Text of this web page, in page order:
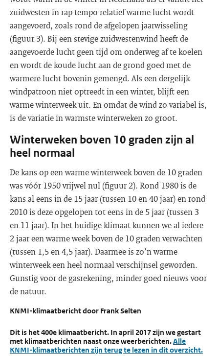
zuidwesten in rap tempo relatief warme lucht wordt
aangevoerd, zoals rond de afgelopen jaarwisseling
(figuur 3). Bij een stevige zuidwestenwind heeft de
aangevoerde lucht geen tijd om onderweg af te koelen
en wordt de koude lucht aan de grond goed met de
warmere lucht bovenin gemengd. Als een dergelijk
windpatroon niet optreedt in een winter, blijft een
warme winterweek uit. En omdat de wind zo variabel is,
is de variatie in warmste winterweken zo groot.
Winterweken boven 10 graden zijn al
heel normaal
De kans op een warme winterweek boven de 10 graden
was vóór 1950 vrijwel nul (figuur 2). Rond 1980 is de
kans al eens in de 15 jaar (tussen 10 en 40 jaar) en rond
2010 is deze opgelopen tot eens in de 5 jaar (tussen 3
en 11 jaar). In het huidige klimaat kunnen we al iedere
2 jaar een warme week boven de 10 graden verwachten
(tussen 1,5 en 4,5 jaar). Daarmee is zo’n warme
winterweek een heel normaal verschijnsel geworden.
Gunstig voor de gasrekening, minder goed nieuws voor
de natuur.
KNMI-klimaatbericht door Frank Selten
Dit is het 400e klimaatbericht. In april 2017 zijn we gestart
met klimaatberichten naast onze weerberichten.Alle
KNMI-klimaatberichten zijn terug te lezen in dit overzicht.